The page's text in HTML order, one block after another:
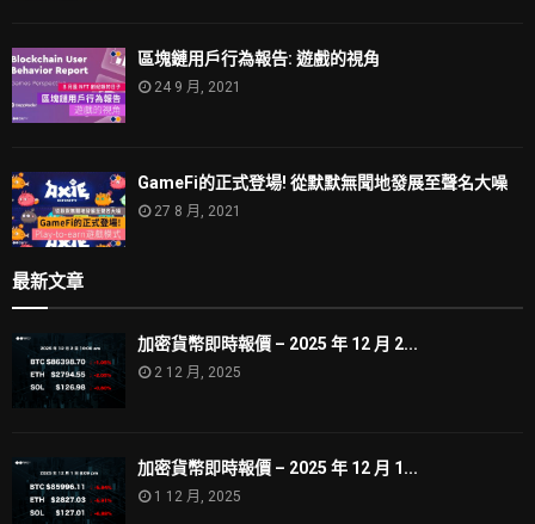
區塊鏈用戶行為報告: 遊戲的視角
24 9 月, 2021
GameFi的正式登場! 從默默無聞地發展至聲名大噪
27 8 月, 2021
最新文章
加密貨幣即時報價 – 2025 年 12 月 2...
2 12 月, 2025
加密貨幣即時報價 – 2025 年 12 月 1...
1 12 月, 2025